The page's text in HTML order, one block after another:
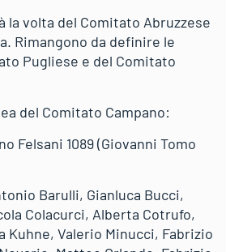
la volta del Comitato Abruzzese
Rimangono da definire le
Pugliese e del Comitato
del Comitato Campano:
Felsani 1089 (Giovanni Tomo
Barulli, Gianluca Bucci,
Colacurci, Alberta Cotrufo,
Kuhne, Valerio Minucci, Fabrizio